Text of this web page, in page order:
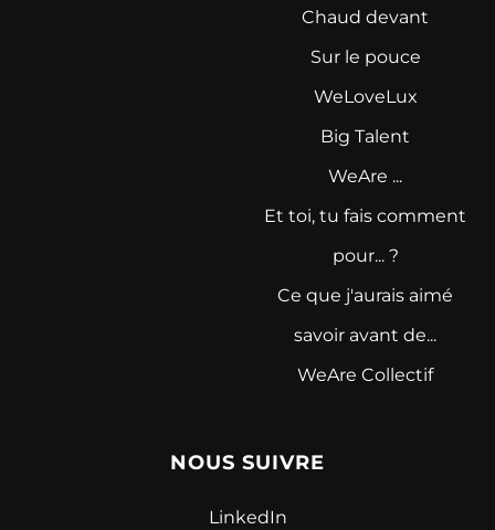
Chaud devant
Sur le pouce
WeLoveLux
Big Talent
WeAre ...
Et toi, tu fais comment
pour... ?
Ce que j'aurais aimé
savoir avant de...
WeAre Collectif
NOUS SUIVRE
LinkedIn